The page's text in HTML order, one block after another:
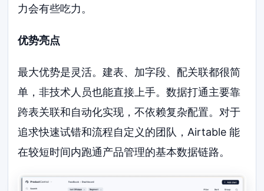
力会有些吃力。
优势亮点
最大优势是灵活。建表、加字段、配关联都很简
单，非技术人员也能直接上手。数据打通主要靠
跨表关联和自动化实现，不依赖复杂配置。对于
追求快速试错和流程自定义的团队，Airtable 能
在较短时间内跑通产品管理的基本数据链路。